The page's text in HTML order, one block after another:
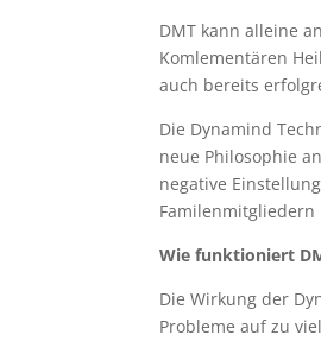
DMT kann alleine
Komlementären
auch bereits
Die Dynamind
neue Philosophie
negative
Wie funktioniert
Die Wirkung der
Probleme auf zu